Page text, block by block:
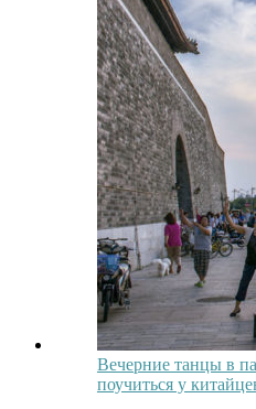
Вечерние танцы в
поучиться у